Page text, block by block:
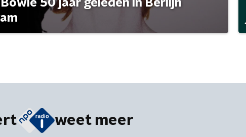
50 jaar geleden in Berlijn
weet meer